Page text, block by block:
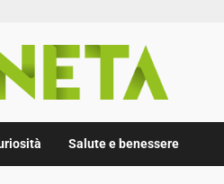
Salute e benessere